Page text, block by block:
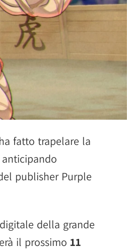
fatto trapelare la
anticipando
publisher Purple
della grande
il prossimo 11